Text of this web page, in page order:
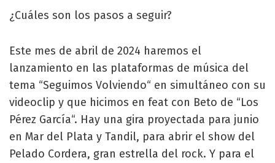
¿Cuáles son los pasos a seguir?
Este mes de abril de 2024 haremos el
lanzamiento en las plataformas de música del
tema “Seguimos Volviendo“ en simultáneo con su
videoclip y que hicimos en feat con Beto de “Los
Pérez García“. Hay una gira proyectada para junio
en Mar del Plata y Tandil, para abrir el show del
Pelado Cordera, gran estrella del rock. Y para el